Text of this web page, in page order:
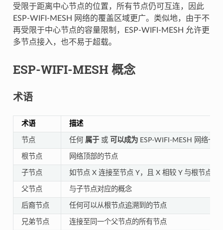
受限于距离中心节点的位置，所有节点仍可互连，因此
ESP-WIFI-MESH 网络的覆盖区域更广。类似地，由于不
再受限于中心节点的容量限制，ESP-WIFI-MESH 允许更
多节点接入，也不易于超载。
ESP-WIFI-MESH 概念
术语
术语 描述
节点 任何 属于或 可以成为ESP-WIFI-MESH 网络一
根节点 网络顶部的节点
子节点 如节点 X 连接至节点 Y，且 X 相较 Y 与根节点
父节点 与子节点对应的概念
后裔节点 任何可以从根节点追溯到的节点
兄弟节点 连接至同一个父节点的所有节点